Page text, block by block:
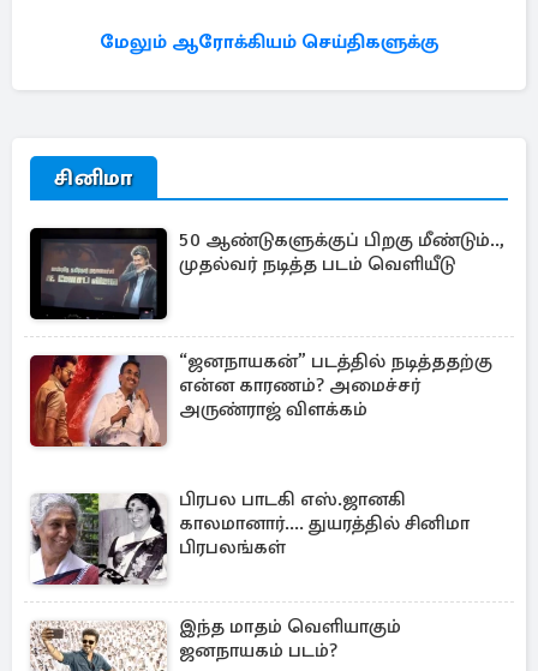
மேலும் ஆரோக்கியம் செய்திகளுக்கு
சினிமா
50 ஆண்டுகளுக்குப் பிறகு மீண்டும்..,
முதல்வர் நடித்த படம் வெளியீடு
“ஜனநாயகன்” படத்தில் நடித்ததற்கு
என்ன காரணம்? அமைச்சர்
அருண்ராஜ் விளக்கம்
பிரபல பாடகி எஸ்.ஜானகி
காலமானார்.... துயரத்தில் சினிமா
பிரபலங்கள்
இந்த மாதம் வெளியாகும்
ஜனநாயகம் படம்?